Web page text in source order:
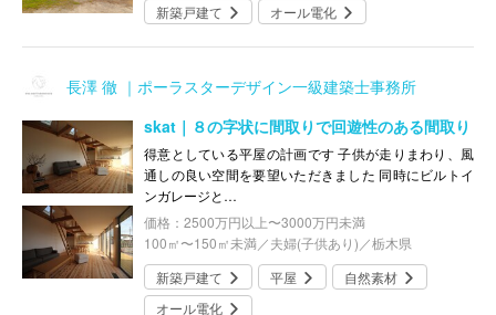
新築戸建て
オール電化
長澤 徹 ｜ポーラスターデザイン一級建築士事務所
skat｜８の字状に間取りで​回遊性のある間取り
得意としている平屋の計画です 子供が走りまわり、風
通しの良い空間を要望いただきました 同時にビルトイ
ンガレージと…
価格：2500万円以上〜3000万円未満
100㎡〜150㎡未満／夫婦(子供あり)／栃木県
新築戸建て
平屋
自然素材
オール電化